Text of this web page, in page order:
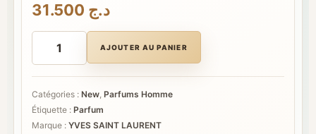
د.ج
quantité
LAURENT
Myslf
Absolue
AJOUTER AU PANIER
Catégories : New, Parfums Homme
Étiquette : Parfum
Marque : YVES SAINT LAURENT